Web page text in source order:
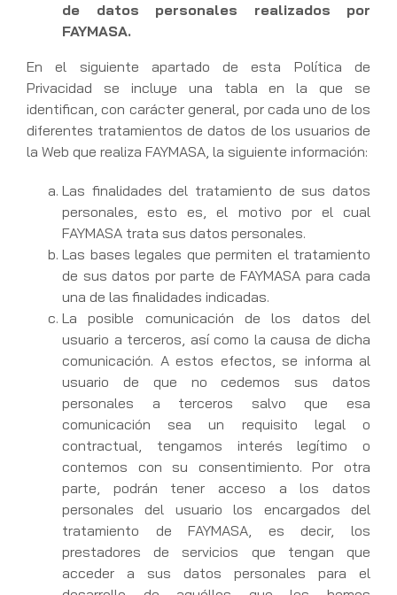
de datos personales realizados por
FAYMASA.
En el siguiente apartado de esta Política de
Privacidad se incluye una tabla en la que se
identifican, con carácter general, por cada uno de los
diferentes tratamientos de datos de los usuarios de
la Web que realiza FAYMASA, la siguiente información:
Las finalidades del tratamiento de sus datos
personales, esto es, el motivo por el cual
FAYMASA trata sus datos personales.
Las bases legales que permiten el tratamiento
de sus datos por parte de FAYMASA para cada
una de las finalidades indicadas.
La posible comunicación de los datos del
usuario a terceros, así como la causa de dicha
comunicación. A estos efectos, se informa al
usuario de que no cedemos sus datos
personales a terceros salvo que esa
comunicación sea un requisito legal o
contractual, tengamos interés legítimo o
contemos con su consentimiento. Por otra
parte, podrán tener acceso a los datos
personales del usuario los encargados del
tratamiento de FAYMASA, es decir, los
prestadores de servicios que tengan que
acceder a sus datos personales para el